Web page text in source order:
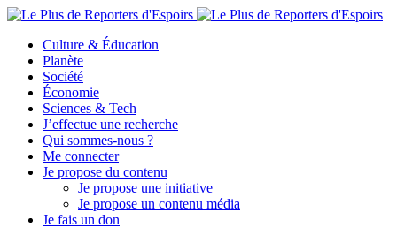
Culture & Éducation
Planète
Société
Économie
Sciences & Tech
J’effectue une recherche
Qui sommes-nous ?
Me connecter
Je propose du contenu
Je propose une initiative
Je propose un contenu média
Je fais un don